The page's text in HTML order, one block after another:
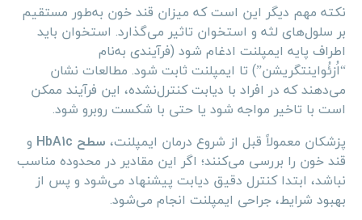
نکته مهم دیگر این است که میزان قند خون به‌طور مستقیم
بر سلول‌های لثه و استخوان تاثیر می‌گذارد. استخوان باید
اطراف پایه ایمپلنت ادغام شود (فرآیندی به‌نام
“اُزئُواینتگریشن”) تا ایمپلنت ثابت شود. مطالعات نشان
می‌دهند که در افراد با دیابت کنترل‌نشده، این فرآیند ممکن
است با تاخیر مواجه شود یا حتی با شکست روبرو شود.
پزشکان معمولاً قبل از شروع درمان ایمپلنت، سطح HbA1c
و
قند خون را بررسی می‌کنند؛ اگر این مقادیر در محدوده مناسب
نباشد، ابتدا کنترل دقیق دیابت پیشنهاد می‌شود و پس از
بهبود شرایط، جراحی ایمپلنت انجام می‌شود.